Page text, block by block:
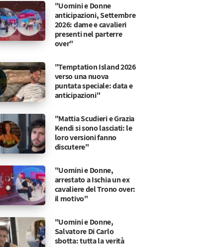
"Uomini e Donne
anticipazioni, Settembre
2026: dame e cavalieri
presenti nel parterre
over"
"Temptation Island 2026
verso una nuova
puntata speciale: data e
anticipazioni"
"Mattia Scudieri e Grazia
Kendi si sono lasciati: le
loro versioni fanno
discutere"
"Uomini e Donne,
arrestato a Ischia un ex
cavaliere del Trono over:
il motivo"
"Uomini e Donne,
Salvatore Di Carlo
sbotta: tutta la verità